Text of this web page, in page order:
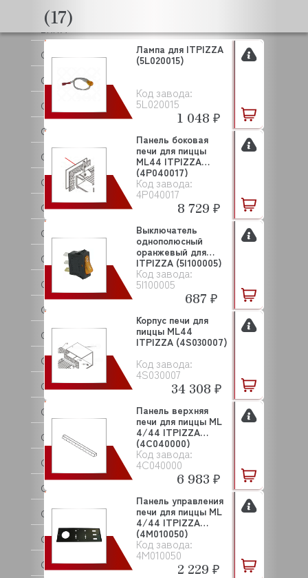
BRITA
C.M.A
CAB
CAMBRO
CANCAN
CARBOMA (Карбома)
CARIMALI
CAS
CASADIO
CELME
CHILZ
CIME
CNIX
COFFF
COLDLINE
COMENDA
COMPACK
CONVITO
CONVOTHERM
COOL COMPACT
COOLEQ
CRAZY PAN
(17)
Код завода:
5L020015
Лампа для ITPIZZA
(5L020015)
1 048 ₽
Код завода:
4P040017
Панель боковая
печи для пиццы
ML44 ITPIZZA
(4P040017)
8 729 ₽
Код завода:
5I100005
Выключатель
однополюсный
оранжевый для
ITPIZZA (5I100005)
687 ₽
Код завода:
4S030007
Корпус печи для
пиццы ML44
ITPIZZA (4S030007)
34 308 ₽
Код завода:
4C040000
Панель верхняя
печи для пиццы ML
4/44 ITPIZZA
(4C040000)
6 983 ₽
Код завода:
4M010050
Панель управления
печи для пиццы ML
4/44 ITPIZZA
(4M010050)
2 229 ₽